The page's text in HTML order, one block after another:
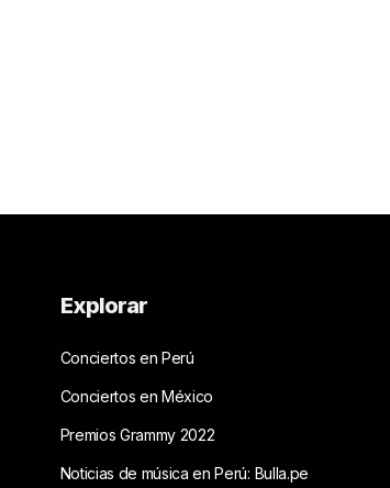
Explorar
Conciertos en Perú
Conciertos en México
Premios Grammy 2022
Noticias de música en Perú: Bulla.pe